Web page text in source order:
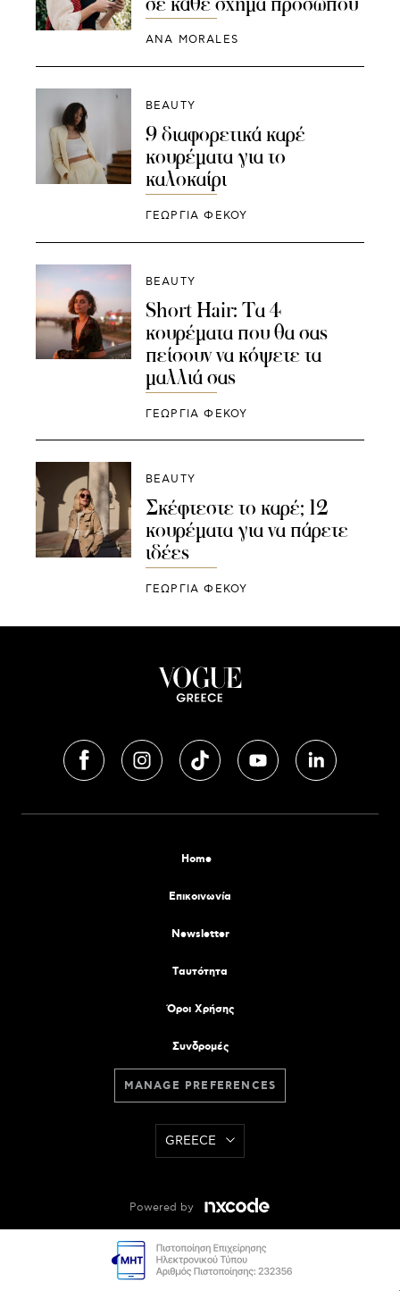
ANA MORALES
BEAUTY
9 διαφορετικά καρέ
κουρέματα για το
καλοκαίρι
ΓΕΩΡΓΙΑ ΦΕΚΟΥ
BEAUTY
Short Hair: Τα 4
κουρέματα που θα σας
πείσουν να κόψετε τα
μαλλιά σας
ΓΕΩΡΓΙΑ ΦΕΚΟΥ
BEAUTY
Σκέφτεστε το καρέ; 12
κουρέματα για να πάρετε
ιδέες
ΓΕΩΡΓΙΑ ΦΕΚΟΥ
Home
Επικοινωνία
Newsletter
Tαυτότητα
Όροι Χρήσης
Συνδρομές
MANAGE PREFERENCES
GREECE
Powered by